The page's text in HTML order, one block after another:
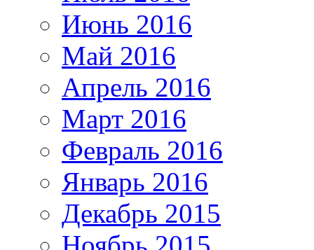
Июнь 2016
Май 2016
Апрель 2016
Март 2016
Февраль 2016
Январь 2016
Декабрь 2015